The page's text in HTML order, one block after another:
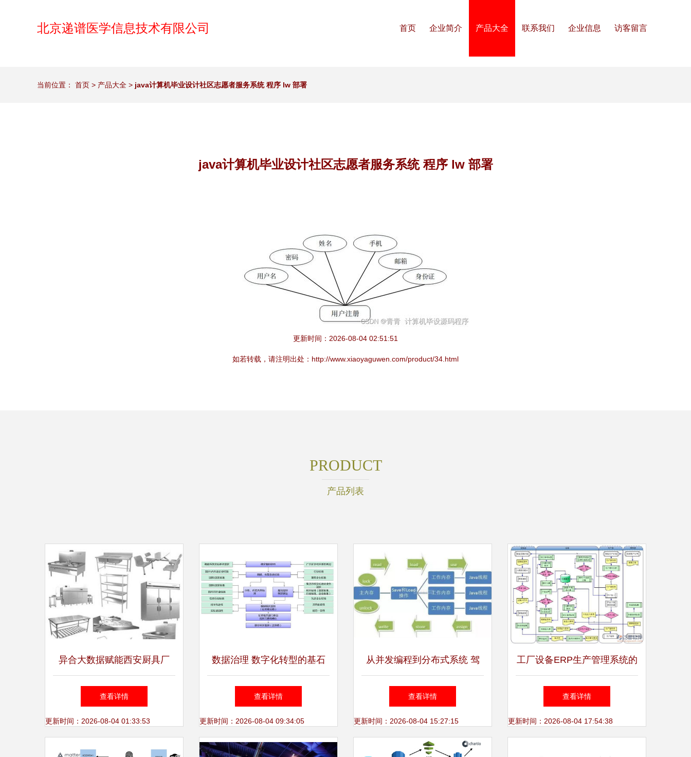
北京递谱医学信息技术有限公司 首页 企业简介 产品大全 联系我们 企业信息 访客留言
当前位置： 首页 > 产品大全 > java计算机毕业设计社区志愿者服务系统 程序 lw 部署
java计算机毕业设计社区志愿者服务系统 程序 lw 部署
更新时间：2026-08-04 02:51:51
如若转载，请注明出处：http://www.xiaoyaguwen.com/product/34.html
PRODUCT
产品列表
异合大数据赋能西安厨具厂
公共设备与专用产品的智能化
革新
查看详情
更新时间：2026-08-04 01:33:53
数据治理 数字化转型的基石
与系统服务升级引擎
查看详情
更新时间：2026-08-04 09:34:05
从并发编程到分布式系统 驾
驭海量数据处理的技术演进
查看详情
更新时间：2026-08-04 15:27:15
工厂设备ERP生产管理系统的
产品设计 以数据处理为核心
查看详情
更新时间：2026-08-04 17:54:38